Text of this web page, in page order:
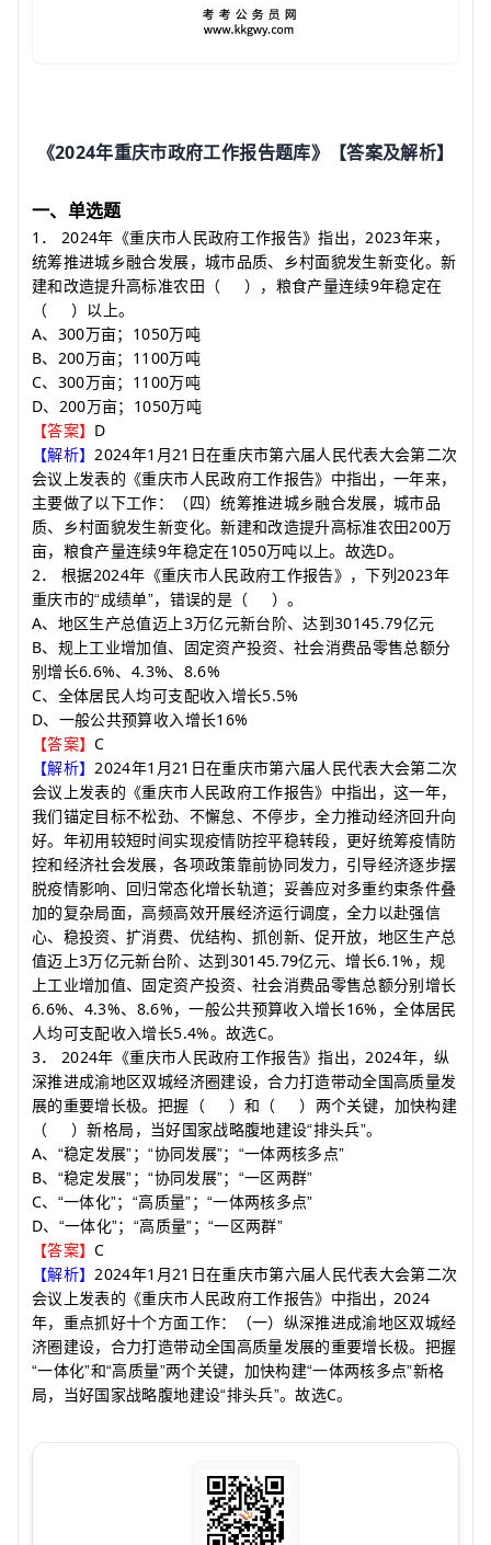
《2024年重庆市政府工作报告题库》【答案及解析】
一、单选题
1 ． 2024年《重庆市人民政府工作报告》指出， 2023年来，
统筹推进城乡融合发展，城市品质、乡村面貌发生新变化。新
建和改造提升高标准农田 （ ） ，粮食产量连续9年稳定在
（
） 以上。
A、 300万亩； 1050万吨
B、 200万亩； 1100万吨
C、 300万亩； 1100万吨
D、 200万亩； 1050万吨
【答案】 D
【解析】 2024年1 月21 日在重庆市第六届人民代表大会第二次
会议上发表的《重庆市人民政府工作报告》中指出，一年来，
主要做了以下工作：（四）统筹推进城乡融合发展，城市品
质、乡村面貌发生新变化。新建和改造提升高标准农田200万
亩，粮食产量连续9年稳定在1050万吨以上。故选D。
2． 根据2024年《重庆市人民政府工作报告》，下列2023年
重庆市的“成绩单”，错误的是（ ）。
A、地区生产总值迈上3万亿元新台阶、达到30145.79亿元
B、规上工业增加值、固定资产投资、社会消费品零售总额分
别增长6.6%、 4.3%、 8.6%
C、全体居民人均可支配收入增长5.5%
D、一般公共预算收入增长16%
【答案】C
【解析】 2024年1 月21 日在重庆市第六届人民代表大会第二次
会议上发表的《重庆市人民政府工作报告》中指出，这一年，
我们锚定目标不松劲、不懈怠、不停步，全力推动经济回升向
好。年初用较短时间实现疫情防控平稳转段，更好统筹疫情防
控和经济社会发展，各项政策靠前协同发力，引导经济逐步摆
脱疫情影响、回归常态化增长轨道；妥善应对多重约束条件叠
加的复杂局面，高频高效开展经济运行调度，全力以赴强信
心、稳投资、扩消费、优结构、抓创新、促开放，地区生产总
值迈上3万亿元新台阶、达到30145.79亿元、增长6.1% ，规
上工业增加值、固定资产投资、社会消费品零售总额分别增长
6.6%、 4.3%、 8.6%，一般公共预算收入增长16% ，全体居民
人均可支配收入增长5.4%。故选C。
3． 2024年《重庆市人民政府工作报告》指出， 2024年，纵
深推进成渝地区双城经济圈建设，合力打造带动全国高质量发
展的重要增长极。把握 （ ） 和 （ ） 两个关键，加快构建
（
）新格局，当好国家战略腹地建设“排头兵”。
A、“稳定发展”；“协同发展”；“一体两核多点”
B、“稳定发展”；“协同发展”；“一区两群”
C、“一体化”；“高质量”；“一体两核多点”
D、“一体化”；“高质量”；“一区两群”
【答案】C
【解析】 2024年1 月21 日在重庆市第六届人民代表大会第二次
会议上发表的《重庆市人民政府工作报告》中指出， 2024
年，重点抓好十个方面工作：（一）纵深推进成渝地区双城经
济圈建设，合力打造带动全国高质量发展的重要增长极。把握
“一体化”和“高质量”两个关键，加快构建“一体两核多点”新格
局，当好国家战略腹地建设“排头兵”。故选C。